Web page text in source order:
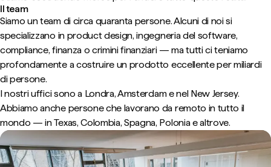
Il team
Siamo un team di circa quaranta persone. Alcuni di noi si
specializzano in product design, ingegneria del software,
compliance, finanza o crimini finanziari — ma tutti ci teniamo
profondamente a costruire un prodotto eccellente per miliardi
di persone.
I nostri uffici sono a Londra, Amsterdam e nel New Jersey.
Abbiamo anche persone che lavorano da remoto in tutto il
mondo — in Texas, Colombia, Spagna, Polonia e altrove.